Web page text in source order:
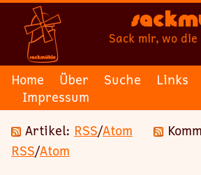
Sack mir, wo
Home Über Suche Links
Impressum
Artikel: RSS/Atom
RSS/Atom